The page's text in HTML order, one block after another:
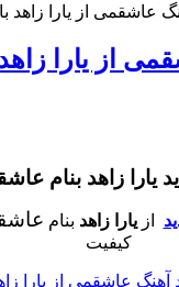
عاشقمی از یارا زاهد
از یارا
یارا زاهد بنام
ازیارا زاهد بنام
کیفیت